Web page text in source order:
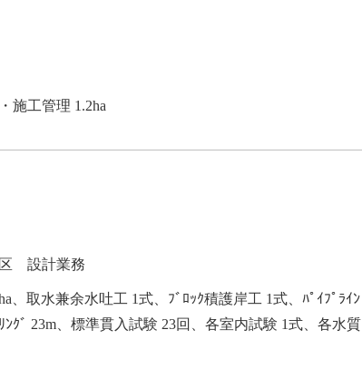
施工管理 1.2ha
設計業務
、取水兼余水吐工 1式、ﾌﾞﾛｯｸ積護岸工 1式、ﾊﾟｲﾌﾟﾗｲﾝ
ﾝｸﾞ 23m、標準貫入試験 23回、各室内試験 1式、各水質